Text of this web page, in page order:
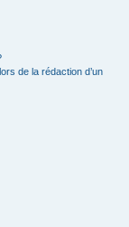
de la rédaction d’un